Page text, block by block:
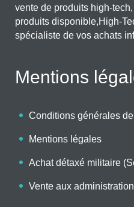
vente de produits high-
produits disponible,High-
spécialiste de vos achats
Mentions
Conditions générales
Mentions légales
Achat détaxé militaire
Vente aux